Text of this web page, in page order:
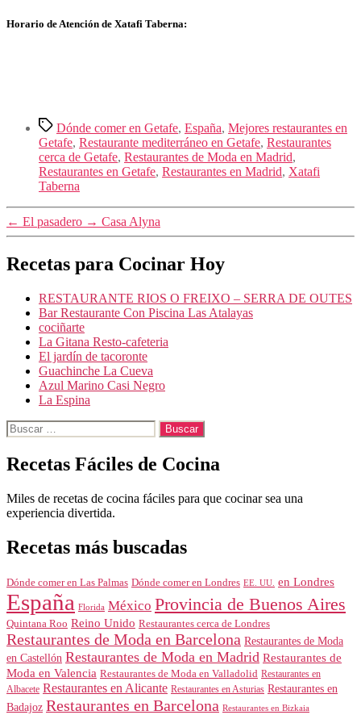
Horario de Atención de Xatafi Taberna:
Etiquetas
Dónde comer en Getafe, España, Mejores restaurantes en
Getafe, Restaurante mediterráneo en Getafe, Restaurantes
cerca de Getafe, Restaurantes de Moda en Madrid,
Restaurantes en Getafe, Restaurantes en Madrid, Xatafi
Taberna
← El pasadero → Casa Alyna
Recetas para Cocinar Hoy
RESTAURANTE RIOS O FREIXO – SERRA DE OUTES
Bar Restaurante Con Piscina Las Atalayas
cociñarte
La Gitana Resto-cafeteria
El jardín de tacoronte
Guachinche La Cueva
Azul Marino Casi Negro
La Espina
Buscar:
Recetas Fáciles de Cocina
Miles de recetas de cocina fáciles para que cocinar sea una
experiencia divertida.
Recetas más buscadas
Dónde comer en Las Palmas Dónde comer en Londres EE. UU. en Londres
España Florida México Provincia de Buenos Aires
Quintana Roo Reino Unido Restaurantes cerca de Londres
Restaurantes de Moda en Barcelona Restaurantes de Moda
en Castellón Restaurantes de Moda en Madrid Restaurantes de
Moda en Valencia Restaurantes de Moda en Valladolid Restaurantes en
Albacete Restaurantes en Alicante Restaurantes en Asturias Restaurantes en
Badajoz Restaurantes en Barcelona Restaurantes en Bizkaia